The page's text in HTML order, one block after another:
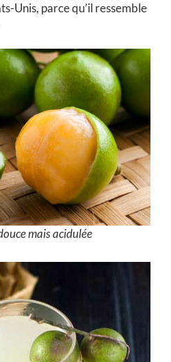
Unis, parce qu’il ressemble
mais acidulée